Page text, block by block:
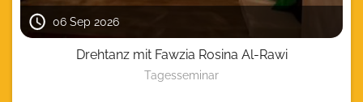
06 Sep 2026
Drehtanz mit Fawzia Rosina Al-Rawi
Tagesseminar